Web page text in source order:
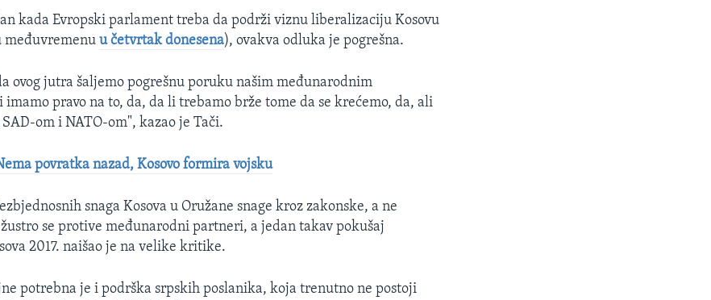
kada Evropski parlament treba da podrži viznu liberalizaciju Kosovu
međuvremenuu četvrtak donesena), ovakva odluka je pogrešna.
ovog jutra šaljemo pogrešnu poruku našim međunarodnim
pravo na to, da, da li trebamo brže tome da se krećemo, da, ali
om i NATO-om", kazao je Tači.
povratka nazad, Kosovo formira vojsku
snaga Kosova u Oružane snage kroz zakonske, a ne
se protive međunarodni partneri, a jedan takav pokušaj
2017. naišao je na velike kritike.
potrebna je i podrška srpskih poslanika, koja trenutno ne postoji